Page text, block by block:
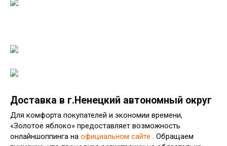
Доставка в г.Ненецкий автономный округ
Для комфорта покупателей и экономии времени,
«Золотое яблоко» предоставляет возможность
онлайншоппинга на официальном сайте . Обращаем